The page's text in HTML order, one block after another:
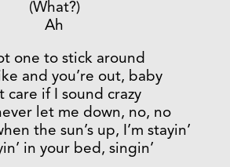
(What?)
Ah
one to stick around
and you’re out, baby
care if I sound crazy
let me down, no, no
the sun’s up, I’m stayin’
in your bed, singin’